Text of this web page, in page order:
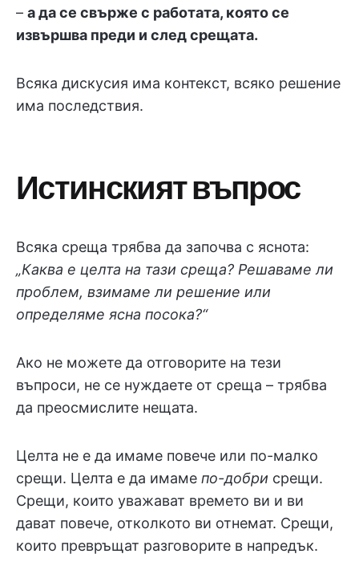
– а да се свърже с работата, която се
извършва преди и след срещата.
Всяка дискусия има контекст, всяко решение
има последствия.
Истинският въпрос
Всяка среща трябва да започва с яснота:
„Каква е целта на тази среща? Решаваме ли
проблем, взимаме ли решение или
определяме ясна посока?“
Ако не можете да отговорите на тези
въпроси, не се нуждаете от среща – трябва
да преосмислите нещата.
Целта не е да имаме повече или по-малко
срещи. Целта е да имаме по-добри срещи.
Срещи, които уважават времето ви и ви
дават повече, отколкото ви отнемат. Срещи,
които превръщат разговорите в напредък.